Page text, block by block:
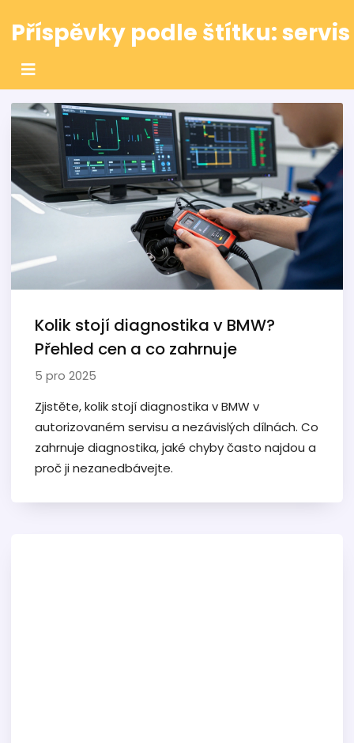
Příspěvky podle štítku: servis
Kolik stojí diagnostika v BMW?
Přehled cen a co zahrnuje
5 pro 2025
Zjistěte, kolik stojí diagnostika v BMW v
autorizovaném servisu a nezávislých dílnách. Co
zahrnuje diagnostika, jaké chyby často najdou a
proč ji nezanedbávejte.